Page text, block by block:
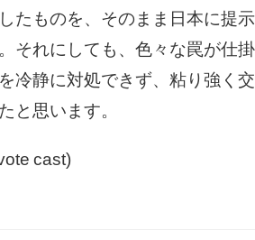
たものを、そのまま日本に提
それにしても、色々な罠が仕
冷静に対処できず、粘り強く
と思います。
cast)